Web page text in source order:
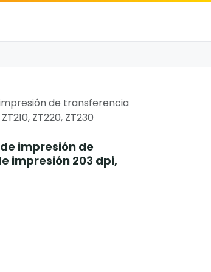
de transferencia
ZT220, ZT230
de impresión de
impresión 203 dpi,